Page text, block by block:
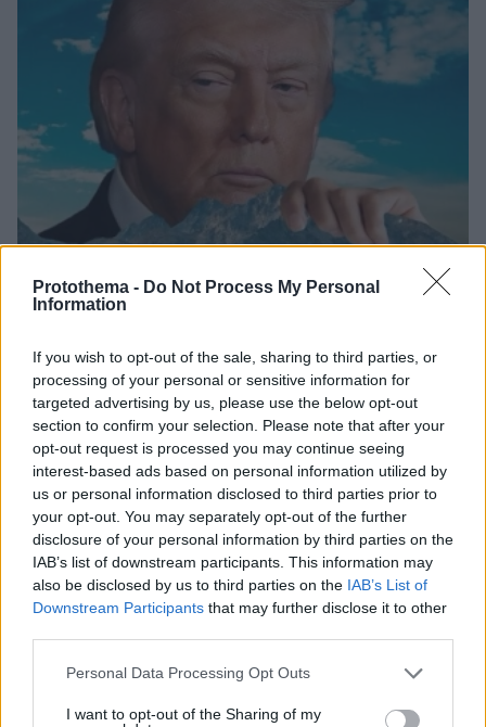
Protothema - Do Not Process My Personal
Information
If you wish to opt-out of the sale, sharing to third parties, or
processing of your personal or sensitive information for
targeted advertising by us, please use the below opt-out
section to confirm your selection. Please note that after your
opt-out request is processed you may continue seeing
interest-based ads based on personal information utilized by
us or personal information disclosed to third parties prior to
your opt-out. You may separately opt-out of the further
disclosure of your personal information by third parties on the
IAB’s list of downstream participants. This information may
also be disclosed by us to third parties on the IAB’s List of
Downstream Participants that may further disclose it to other
Please note that this website/app uses one or more Google
not limited to your visit or usage behaviour. You may click to
Personal Data Processing Opt Outs
I want to opt-out of the Sharing of my
«Μαύρος χρυσός» $1 τρισ. πίσω από τη μάχη για
τη Γροιλανδία: Πετρελαϊκή που έχει διασυνδέσεις
με τον Τραμπ ετοιμάζεται να τρυπήσει τον πάγο
χωρίς άδεια
08.08.2026, 21:02
Εγκαταλείπει το κόμμα Καρυστιανού
και ο επιχειρηματίας Νίκος
Μπρουτζάκης: Καταγγέλλει κλειστή
κάστα, «λένε προδότες και
πληρωμένους όσους αποχωρούν»